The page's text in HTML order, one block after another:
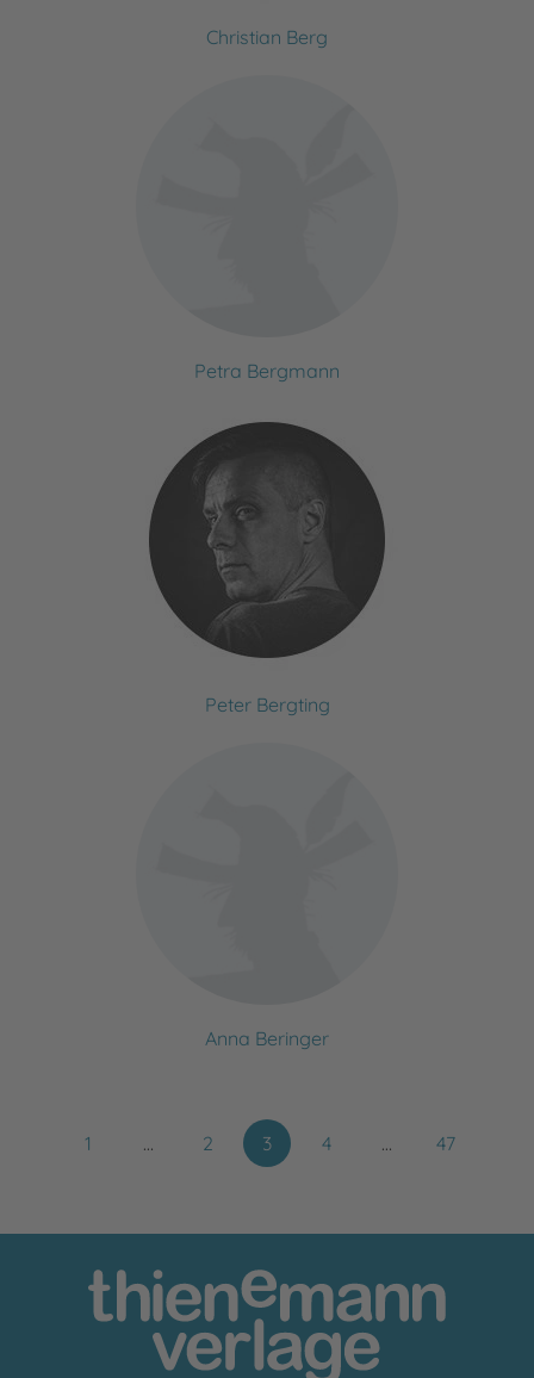
Christian Berg
Petra Bergmann
Peter Bergting
Anna Beringer
1 … 2 3 4 … 47